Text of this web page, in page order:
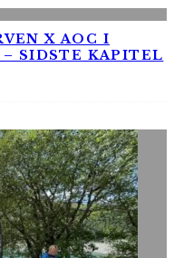
X AOC I
SIDSTE KAPITEL